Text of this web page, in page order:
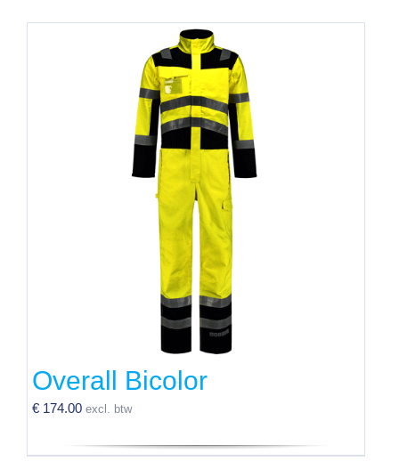
Overall Bicolor
€ 174.00 excl. btw